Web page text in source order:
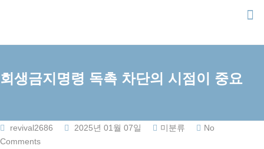
content
회생금지명령 독촉 차단의 시점이 중요
revival2686 2025년 01월 07일 미분류
No
Comments